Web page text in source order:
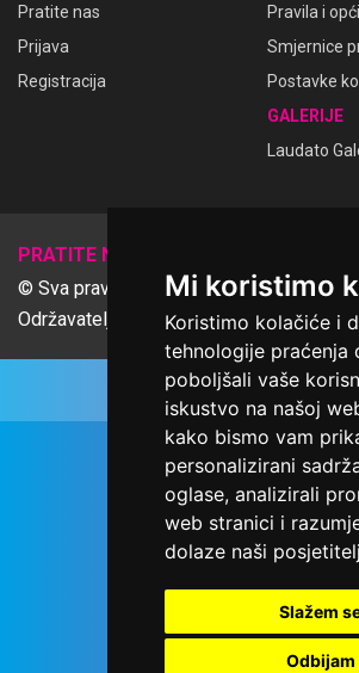
Mi koristimo
Koristimo kolačiće i
tehnologije praćenja
poboljšali vaše
iskustvo na našoj
kako bismo vam
personalizirani
oglase, analizirali
web stranici i
dolaze naši
Slažem
Odbijam
Pratite nas
Prijava
Registracija
Pravila i
Smjernice
Postavke
GALERIJE
Laudato
PRATITE NAS
© Sva prava pridržana Udruga Ime
Održavatelj Netcom d.o.o., Riva 6, Rijeka